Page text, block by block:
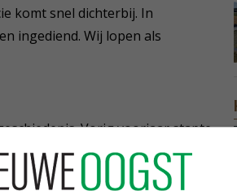
komt snel dichterbij. In
ingediend. Wij lopen als
Vorig voorjaar stapte
breedgedragen voorstel op